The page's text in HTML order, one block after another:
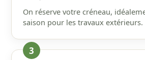
On réserve votre créneau,
saison pour les travaux extérieurs.